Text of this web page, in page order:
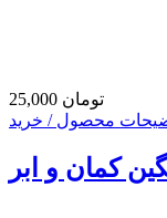
25,000 تومان
محصول / خرید
کمان و ابر